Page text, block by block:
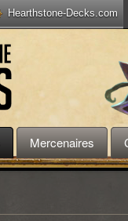
Hearthstone-Decks.com
Mercenaires